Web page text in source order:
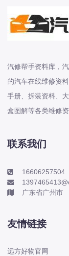
宝沃
宝马
宝骏
宾利
本田
本田-东风
本田-海外本
标致
标致-进口
比亚迪-海外
汽修帮手资料库，
的汽车在线维修资
手册、拆装资料、
盒图解等各类维修
联系我们
16606257504
广东省广州市
友情链接
远方好物官网